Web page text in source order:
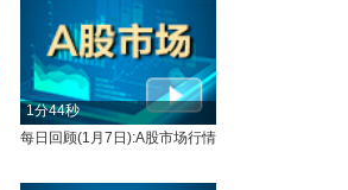
1分44秒
每日回顾(1月7日):A股市场行情